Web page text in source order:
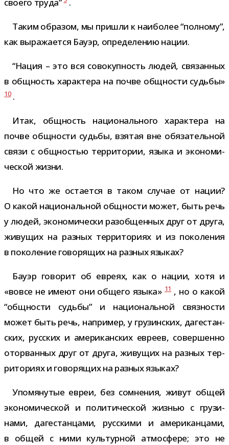
Таким обра­зом, мы при­шли к наи­бо­лее “пол­ному”,
как выра­жа­ется Бауэр, опре­де­ле­нию нации.
“Нация – это вся сово­куп­ность людей, свя­зан­ных
в общ­ность харак­тера на почве общ­но­сти судьбы»
10.
Итак, общ­ность наци­о­наль­ного харак­тера на
почве общ­но­сти судьбы, взя­тая вне обя­за­тель­ной
связи с общ­но­стью тер­ри­то­рии, языка и эко­но­ми­
че­ской жизни.
Но что же оста­ется в таком слу­чае от нации?
О какой наци­о­наль­ной общ­но­сти может, быть речь
у людей, эко­но­ми­че­ски раз­об­щен­ных друг от друга,
живу­щих на раз­ных тер­ри­то­риях и из поко­ле­ния
в поко­ле­ние гово­ря­щих на раз­ных языках?
Бауэр гово­рит об евреях, как о нации, хотя и
«вовсе не имеют они общего языка»11, но о какой
“общ­но­сти судьбы” и наци­о­наль­ной связ­но­сти
может быть речь, напри­мер, у гру­зин­ских, даге­стан­
ских, рус­ских и аме­ри­кан­ских евреев, совер­шенно
ото­рван­ных друг от друга, живу­щих на раз­ных тер­
ри­то­риях и гово­ря­щих на раз­ных языках?
Упомянутые евреи, без сомне­ния, живут общей
эко­но­ми­че­ской и поли­ти­че­ской жиз­нью с гру­зи­
нами, даге­стан­цами, рус­скими и аме­ри­кан­цами,
в общей с ними куль­тур­ной атмо­сфере; это не